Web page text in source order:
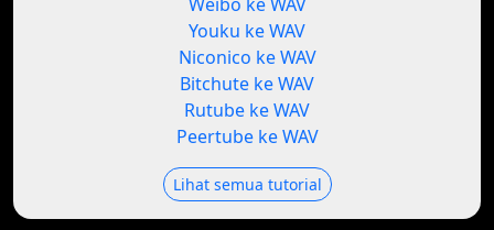
Youku ke WAV
Niconico ke WAV
Bitchute ke WAV
Rutube ke WAV
Peertube ke WAV
Lihat semua tutorial